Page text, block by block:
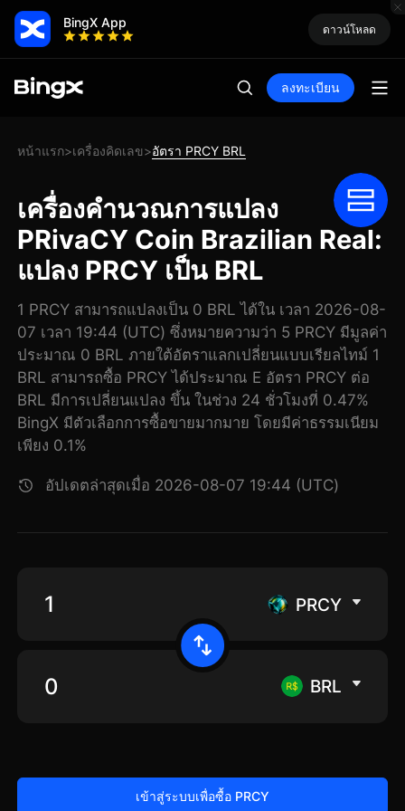
BingX App ดาวน์โหลด
ลงทะเบียน
หน้าแรก>เครื่องคิดเลข>อัตรา PRCY BRL
เครื่องคำนวณการแปลง
PRivaCY Coin Brazilian Real:
แปลง PRCY เป็น BRL
1 PRCY สามารถแปลงเป็น 0 BRL ได้ใน เวลา 2026-08-
07 เวลา 19:44 (UTC) ซึ่งหมายความว่า 5 PRCY มีมูลค่า
ประมาณ 0 BRL ภายใต้อัตราแลกเปลี่ยนแบบเรียลไทม์ 1
BRL สามารถซื้อ PRCY ได้ประมาณ E อัตรา PRCY ต่อ
BRL มีการเปลี่ยนแปลง ขึ้น ในช่วง 24 ชั่วโมงที่ 0.47%
BingX มีตัวเลือกการซื้อขายมากมาย โดยมีค่าธรรมเนียม
เพียง 0.1%
อัปเดตล่าสุดเมื่อ 2026-08-07 19:44 (UTC)
PRCY
BRL
เข้าสู่ระบบเพื่อซื้อ PRCY